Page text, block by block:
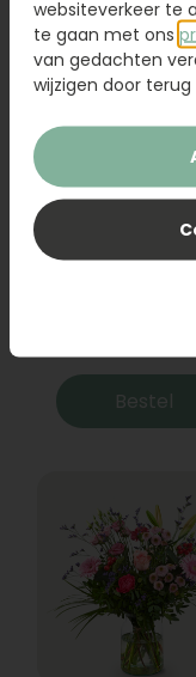
Bestel
websiteverkeer te
te gaan met ons
van gedachten
wijzigen door